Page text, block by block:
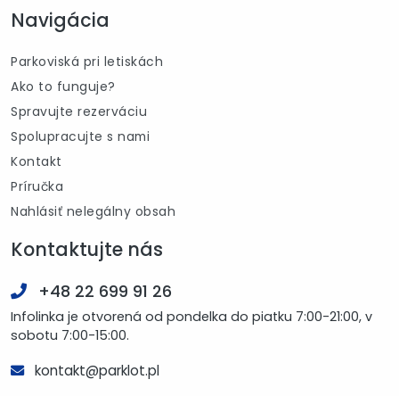
Navigácia
Parkoviská pri letiskách
Ako to funguje?
Spravujte rezerváciu
Spolupracujte s nami
Kontakt
Príručka
Nahlásiť nelegálny obsah
Kontaktujte nás
+48 22 699 91 26
Infolinka je otvorená od pondelka do piatku 7:00-21:00, v
sobotu 7:00-15:00.
kontakt@parklot.pl